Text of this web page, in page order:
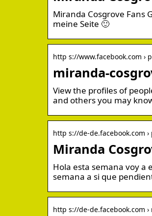
Miranda Cosgrove Fans
meine Seite 🙂
http s://www.facebook.com ›
miranda-
View the profiles of
and others you may
http s://de-de.facebook.com
Miranda
Hola esta semana voy a
semana a si que
http s://de-de.facebook.com